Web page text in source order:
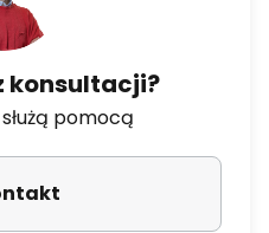
konsultacji?
pomocą